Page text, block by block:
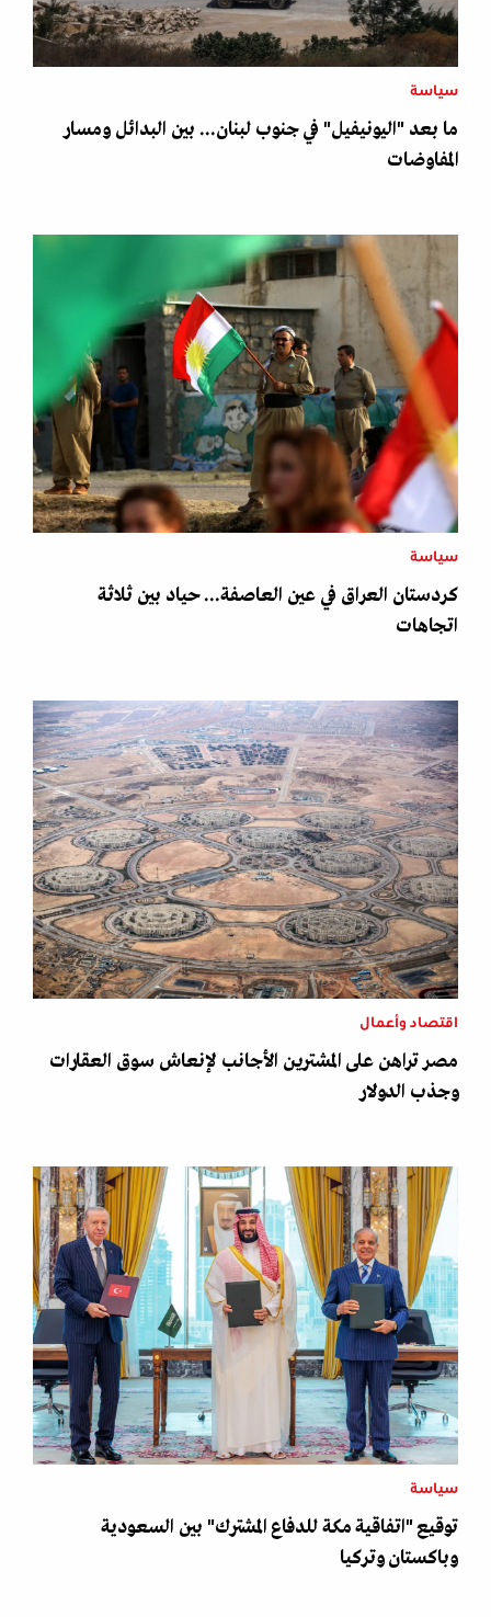
سياسة
ما بعد "اليونيفيل" في جنوب لبنان... بين البدائل ومسار
المفاوضات
سياسة
كردستان العراق في عين العاصفة... حياد بين ثلاثة
اتجاهات
اقتصاد وأعمال
مصر تراهن على المشترين الأجانب لإنعاش سوق العقارات
وجذب الدولار
سياسة
توقيع "اتفاقية مكة للدفاع المشترك" بين السعودية
وباكستان وتركيا